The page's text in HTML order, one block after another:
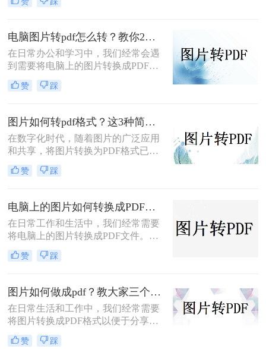
化为pdf格式呢？下面，我将介绍两种
松实现这一转换。
电脑图片转pdf怎么转？教你2个超简单的方法！
在日常办公和学习中，我们经常会遇
到需要将电脑上的图片转换成PDF格
式的情况。不同于图片格式，PDF格
式不仅具有良好的可移植性和易读
全性。那么，电脑图片转pdf怎么转
呢？下面将为你详细介绍几种常见的
转换方法。
赞 踩
图片如何转pdf格式？这3种简单的方法分享给你！
在数字化时代，随着图片的广泛应用
和共享，将图片转换为PDF格式已成
为一种常见需求。PDF格式的优势在
于它可以方便地保存、传输和打印，
么图片如何转pdf格式呢？本文将为您
介绍几种常见方法，帮助您将图片转
换为PDF，并以最佳方式保存和共
享。
赞 踩
电脑上的图片如何转换成PDF？教你三种方法，一秒就能搞定！
在日常工作和生活中，我们经常需要
将电脑上的图片转换成PDF文件。
PDF格式具有跨平台兼容性、易于阅
读和传输的特点，使其成为保存和分
片如何转换成PDF呢？本文将介绍几
种常用的方法，帮助你轻松将电脑上
的图片转换成PDF文件。
赞 踩
图片如何做成pdf？教大家三个简单的方法！
在日常生活和工作中，我们经常需要
将图片转换成PDF格式以便于分享、
打印或存档。PDF文件具有跨平台、
不易修改和保持格式统一等优点，因
赞 踩